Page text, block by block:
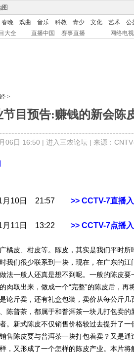
图
春晚 戏曲 音乐 科教 青少 文化 艺术 公
大全 直播中国 赛事直播 网络电
>
目预告:赚钱的新会陈
06日 16:50 | 进入三农论坛| 来源：
10日 21:57 >> CCTV-7直播入
11日 13:22 >> CCTV-7点播入
皮、柑皮等。陈皮，其实是我们平时所
我们很少联系到一块，现在，在广东的
法一般人还真是想不到呢。一般的陈皮
肉取出来，做成一个“完整”的陈皮后，再
论斤卖，还有礼盒包装，卖价从每公斤
陈普茶，都属于和普洱茶一块儿打包卖
。新式陈皮不仅销售价格较过去提升了
售陈皮要与普洱茶一块打包着卖？又是
，又形成了一个怎样的陈皮产业。本片将